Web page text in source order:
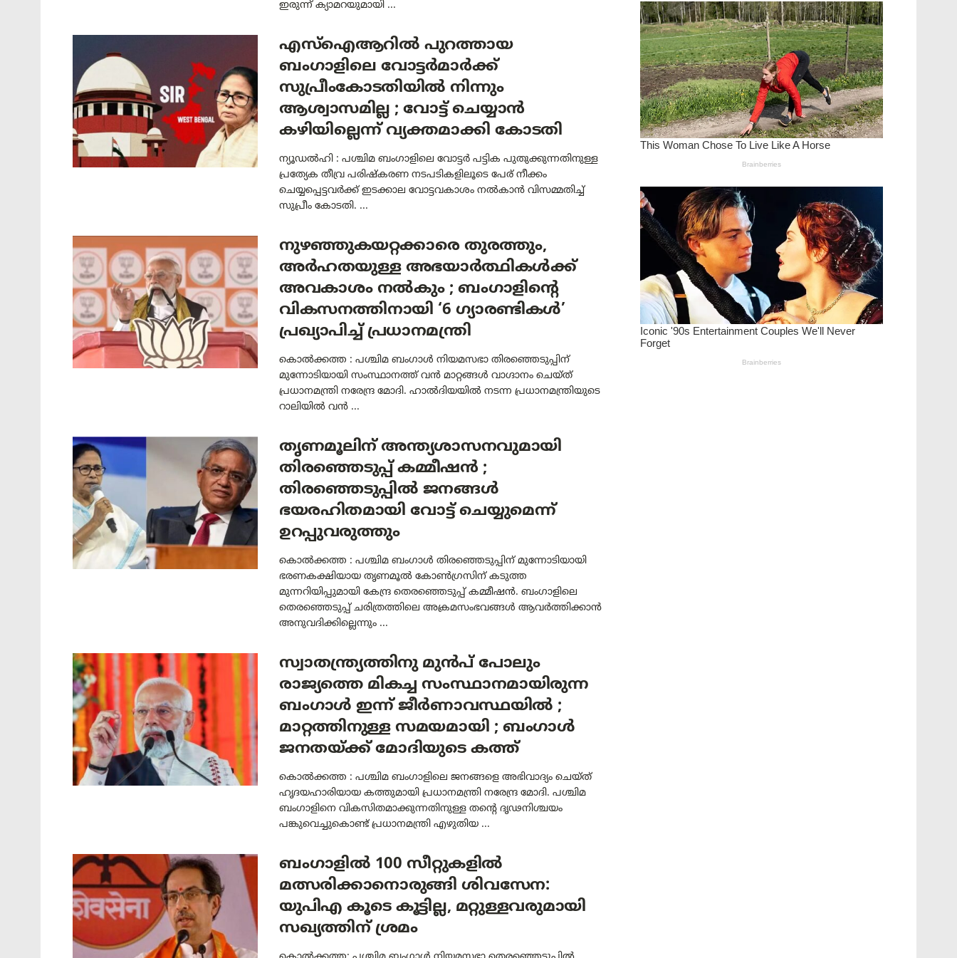
ഇരുന്ന് ക്യാമറയുമായി ...
എസ്‌ഐആറിൽ പുറത്തായ
ബംഗാളിലെ വോട്ടർമാർക്ക്
സുപ്രീംകോടതിയിൽ നിന്നും
ആശ്വാസമില്ല ; വോട്ട് ചെയ്യാൻ
കഴിയില്ലെന്ന് വ്യക്തമാക്കി കോടതി
ന്യൂഡൽഹി : പശ്ചിമ ബംഗാളിലെ വോട്ടർ പട്ടിക പുതുക്കുന്നതിനുള്ള
പ്രത്യേക തീവ്ര പരിഷ്കരണ നടപടികളിലൂടെ പേര് നീക്കം
ചെയ്യപ്പെട്ടവർക്ക് ഇടക്കാല വോട്ടവകാശം നൽകാൻ വിസമ്മതിച്ച്
സുപ്രീം കോടതി. ...
നുഴഞ്ഞുകയറ്റക്കാരെ തുരത്തും,
അർഹതയുള്ള അഭയാർത്ഥികൾക്ക്
അവകാശം നൽകും ; ബംഗാളിന്റെ
വികസനത്തിനായി ‘6 ഗ്യാരണ്ടികൾ’
പ്രഖ്യാപിച്ച് പ്രധാനമന്ത്രി
കൊൽക്കത്ത : പശ്ചിമ ബംഗാൾ നിയമസഭാ തിരഞ്ഞെടുപ്പിന്
മുന്നോടിയായി സംസ്ഥാനത്ത് വൻ മാറ്റങ്ങൾ വാഗ്ദാനം ചെയ്ത്
പ്രധാനമന്ത്രി നരേന്ദ്ര മോദി. ഹാൽദിയയിൽ നടന്ന പ്രധാനമന്ത്രിയുടെ
റാലിയിൽ വൻ ...
തൃണമൂലിന് അന്ത്യശാസനവുമായി
തിരഞ്ഞെടുപ്പ് കമ്മീഷൻ ;
തിരഞ്ഞെടുപ്പിൽ ജനങ്ങൾ
ഭയരഹിതമായി വോട്ട് ചെയ്യുമെന്ന്
ഉറപ്പുവരുത്തും
കൊൽക്കത്ത : പശ്ചിമ ബംഗാൾ തിരഞ്ഞെടുപ്പിന് മുന്നോടിയായി
ഭരണകക്ഷിയായ തൃണമൂൽ കോൺഗ്രസിന് കടുത്ത
മുന്നറിയിപ്പുമായി കേന്ദ്ര തെരഞ്ഞെടുപ്പ് കമ്മീഷൻ. ബംഗാളിലെ
തെരഞ്ഞെടുപ്പ് ചരിത്രത്തിലെ അക്രമസംഭവങ്ങൾ ആവർത്തിക്കാൻ
അനുവദിക്കില്ലെന്നും ...
സ്വാതന്ത്ര്യത്തിനു മുൻപ് പോലും
രാജ്യത്തെ മികച്ച സംസ്ഥാനമായിരുന്ന
ബംഗാൾ ഇന്ന് ജീർണാവസ്ഥയിൽ ;
മാറ്റത്തിനുള്ള സമയമായി ; ബംഗാൾ
ജനതയ്ക്ക് മോദിയുടെ കത്ത്
കൊൽക്കത്ത : പശ്ചിമ ബംഗാളിലെ ജനങ്ങളെ അഭിവാദ്യം ചെയ്ത്
ഹൃദയഹാരിയായ കത്തുമായി പ്രധാനമന്ത്രി നരേന്ദ്ര മോദി. പശ്ചിമ
ബംഗാളിനെ വികസിതമാക്കുന്നതിനുള്ള തന്റെ ദൃഢനിശ്ചയം
പങ്കുവെച്ചുകൊണ്ട് പ്രധാനമന്ത്രി എഴുതിയ ...
ബംഗാളിൽ 100 സീറ്റുകളിൽ
മത്സരിക്കാനൊരുങ്ങി ശിവസേന:
യുപിഎ കൂടെ കൂട്ടില്ല, മറ്റുള്ളവരുമായി
സഖ്യത്തിന് ശ്രമം